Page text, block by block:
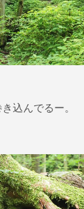
込んでるー。